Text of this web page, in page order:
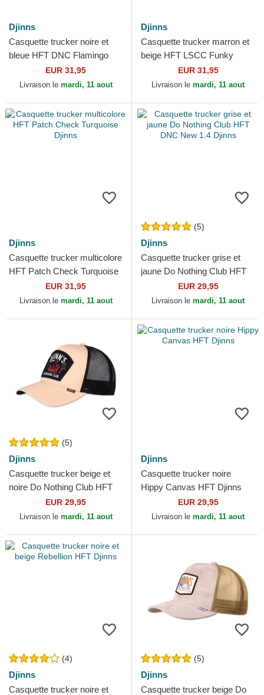
Djinns
Casquette trucker noire et
bleue HFT DNC Flamingo
EUR 31,95
Livraison le mardi, 11 aout
Djinns
Casquette trucker marron et
beige HFT LSCC Funky
Patch DjinnsEUR 31,95
Livraison le mardi, 11 aout
Djinns
Casquette trucker multicolore
HFT Patch Check Turquoise
EUR 31,95
Livraison le mardi, 11 aout
(5)
Djinns
Casquette trucker grise et
jaune Do Nothing Club HFT
DNC New 1.4 Djinns
EUR 29,95
Livraison le mardi, 11 aout
(5)
Djinns
Casquette trucker beige et
noire Do Nothing Club HFT
DNC Sloth Djinns
EUR 29,95
Livraison le mardi, 11 aout
Djinns
Casquette trucker noire
Hippy Canvas HFT Djinns
EUR 29,95
Livraison le mardi, 11 aout
(4)
Djinns
Casquette trucker noire et
(5)
Djinns
Casquette trucker beige Do